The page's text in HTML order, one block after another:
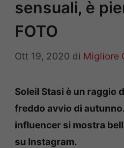
sensuali, è
FOTO
Ott 19, 2020 di Migliore
Soleil Stasi è un raggio
freddo avvio di
influencer si mostra
su Instagram.